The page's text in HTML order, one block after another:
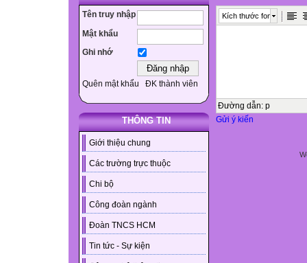
Tên truy nhập
Mật khẩu
Ghi nhớ
Quên mật khẩu ĐK thành viên
THÔNG TIN
Giới thiệu chung
Các trường trực thuộc
Chi bộ
Công đoàn ngành
Đoàn TNCS HCM
Tin tức - Sự kiện
Kích thước font
Đường dẫn: p
Gửi ý kiến